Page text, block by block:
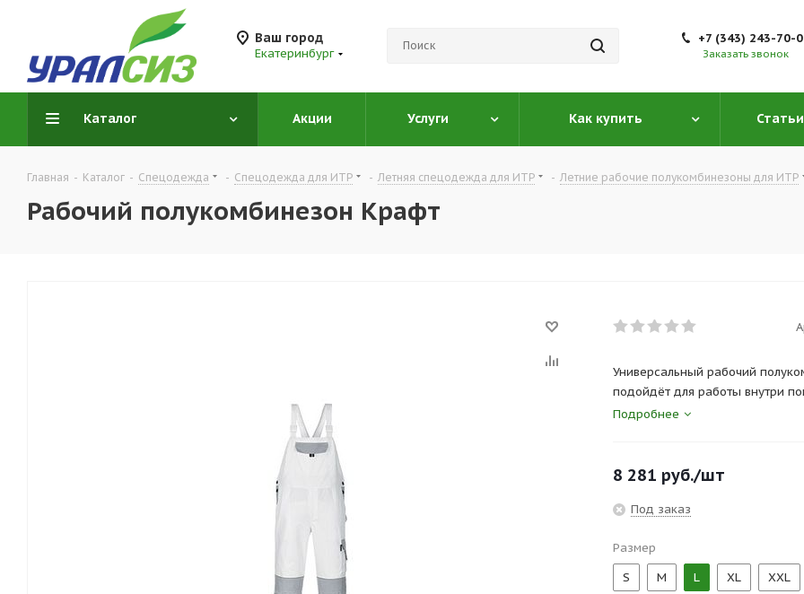
Ваш город
Екатеринбург
+7 (343) 243-70-
Заказать звонок
Каталог Акции Услуги Как купить Статьи
Главная - Каталог - Спецодежда - Спецодежда для ИТР - Летняя спецодежда для ИТР - Летние рабочие полукомбинезоны для ИТР
Рабочий полукомбинезон Крафт
Универсальный рабочий
подойдёт для работы внутри
Регулируемые ремни для
Подробнее
8 281 руб./шт
Под заказ
Размер
S
M L XL XXL